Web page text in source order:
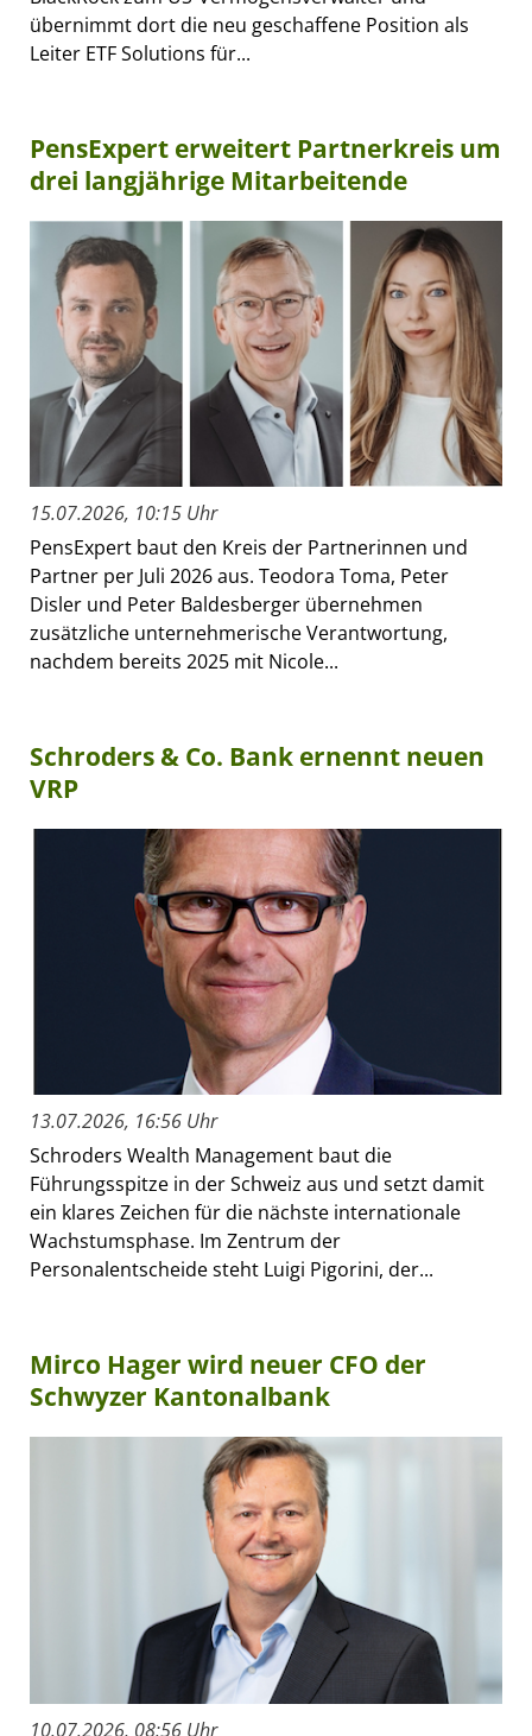
übernimmt dort die neu geschaffene Position als
Leiter ETF Solutions für...
PensExpert erweitert Partnerkreis um
drei langjährige Mitarbeitende
15.07.2026, 10:15 Uhr
PensExpert baut den Kreis der Partnerinnen und
Partner per Juli 2026 aus. Teodora Toma, Peter
Disler und Peter Baldesberger übernehmen
zusätzliche unternehmerische Verantwortung,
nachdem bereits 2025 mit Nicole...
Schroders & Co. Bank ernennt neuen
VRP
13.07.2026, 16:56 Uhr
Schroders Wealth Management baut die
Führungsspitze in der Schweiz aus und setzt damit
ein klares Zeichen für die nächste internationale
Wachstumsphase. Im Zentrum der
Personalentscheide steht Luigi Pigorini, der...
Mirco Hager wird neuer CFO der
Schwyzer Kantonalbank
10.07.2026, 08:56 Uhr